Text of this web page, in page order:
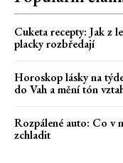
Cuketa recepty: Jak z
placky rozbředají
Horoskop lásky na
do Vah a mění tón
Rozpálené auto: Co v
zchladit